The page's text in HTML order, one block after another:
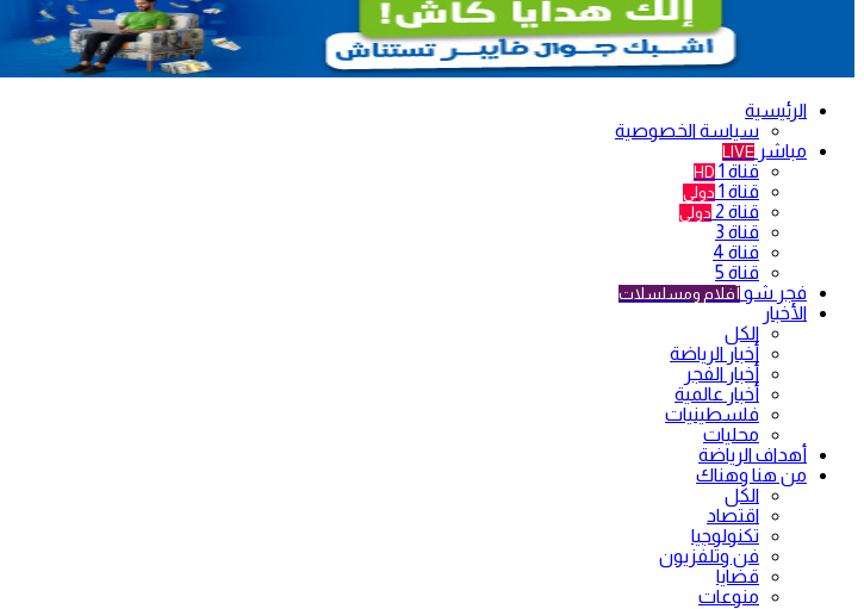
الرئيسية
سياسة الخصوصية
مباشر LIVE
قناة 1 HD
قناة 1 دولي
قناة 2 دولي
قناة 3
قناة 4
قناة 5
فجر شو أفلام ومسلسلات
الأخبار
الكل
أخبار الرياضة
أخبار الفجر
أخبار عالمية
فلسطينيات
محليات
أهداف الرياضة
من هنا وهناك
الكل
اقتصاد
تكنولوجيا
فن وتلفزيون
قضايا
منوعات